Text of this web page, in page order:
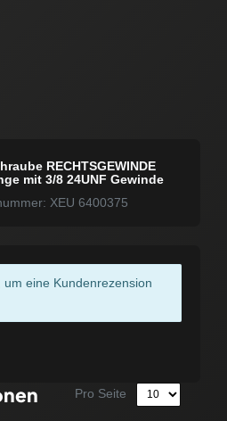
RECHTSGEWINDE
mit 3/8 24UNF Gewinde
XEU 6400375
um eine Kundenrezension
Pro Seite